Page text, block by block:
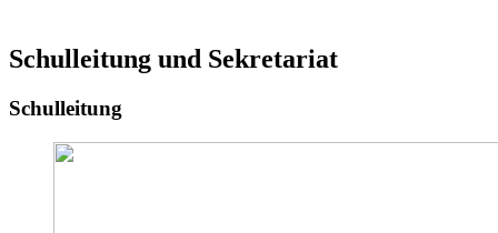
Schulleitung und Sekretariat
Schulleitung